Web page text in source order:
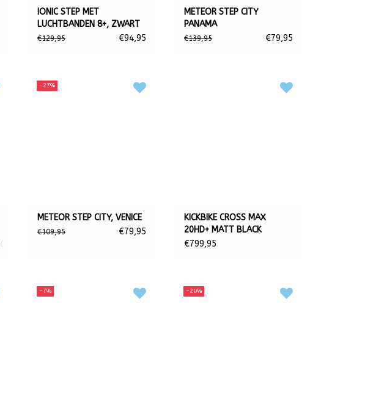
IONIC STEP MET
LUCHTBANDEN 8+, ZWART
€129,95 €94,95
METEOR STEP CITY
PANAMA
€139,95 €79,95
-27%
METEOR STEP CITY, VENICE
€109,95 €79,95
KICKBIKE CROSS MAX
20HD+ MATT BLACK
(HYDRAULIC)
€799,95
-7% -20%